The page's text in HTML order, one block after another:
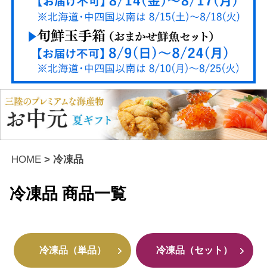
HOME 冷凍品
冷凍品 商品一覧
冷凍品（単品） 冷凍品（セット）